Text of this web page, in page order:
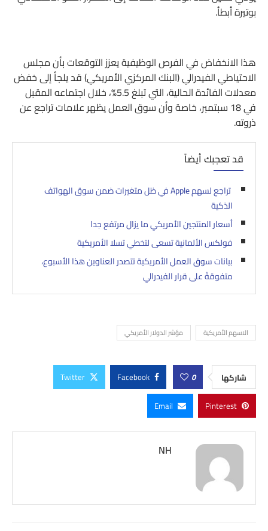
بوتيرة أبطأ.
هذا الانخفاض في الفرص الوظيفية يعزز التوقعات بأن مجلس
الاحتياطي الفيدرالي (البنك المركزي الأمريكي) قد يلجأ إلى خفض
معدلات الفائدة الحالية، التي تبلغ 5.5%، خلال اجتماعه المقبل
في 18 سبتمبر، خاصة وأن سوق العمل يظهر علامات تراجع عن
ذروته.
قد تعجبك أيضاً
تراجع لسهم Apple في ظل متغيرات ضمن سوق الهواتف
الذكية
أسعار المنتجين الأمريكي ما يزال مرتفع جدا
فولكس الألمانية تسعى لتخطي تسلا الأمريكية
بيانات سوق العمل الأمريكية تتصدر العناوين هذا الأسبوع،
متفوقةً على قرار الفيدرالي
الاسهم الأمريكية مؤشر الدولار الأمريكي
شاركها 0
Facebook
Twitter
Pinterest
Email
NH